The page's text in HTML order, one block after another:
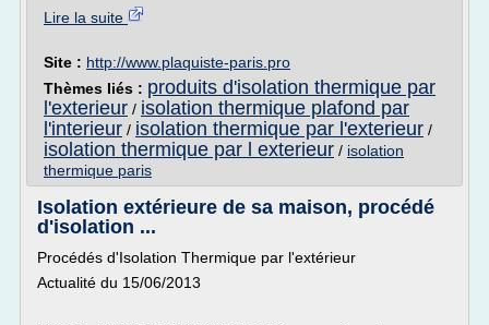
Lire la suite
Site : http://www.plaquiste-paris.pro
Thèmes liés : produits d'isolation thermique par
l'exterieur / isolation thermique plafond par
l'interieur / isolation thermique par l'exterieur /
isolation thermique par l exterieur / isolation
thermique paris
Isolation extérieure de sa maison, procédé
d'isolation ...
Procédés d'Isolation Thermique par l'extérieur
Actualité du 15/06/2013